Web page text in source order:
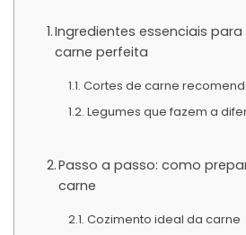
Ingredientes essenciais
carne perfeita
Cortes de carne
Legumes que fazem a
Passo a passo: como
carne
Cozimento ideal da carne